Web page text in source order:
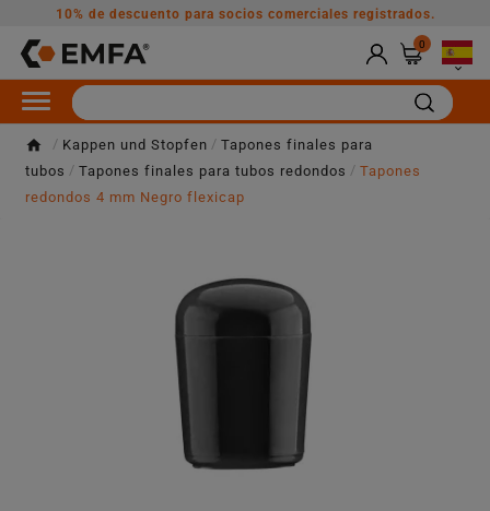
10% de descuento para socios comerciales registrados.
0

Kappen und Stopfen
Tapones finales para
tubos
Tapones finales para tubos redondos
Tapones
redondos 4 mm Negro flexicap